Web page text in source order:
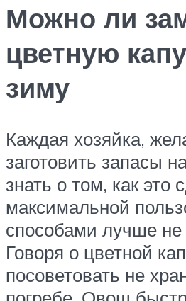
Можно ли
цветную
зиму
Каждая хозяйка,
заготовить запасы
знать о том, как это
максимальной
способами лучше не
Говоря о цветной
посоветовать не